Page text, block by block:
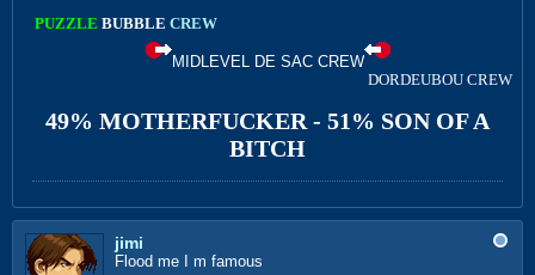
PUZZLE BUBBLE CREW
MIDLEVEL DE SAC CREW
DORDEUBOU CREW
49% MOTHERFUCKER - 51% SON OF A
BITCH
jimi
Flood me I m famous